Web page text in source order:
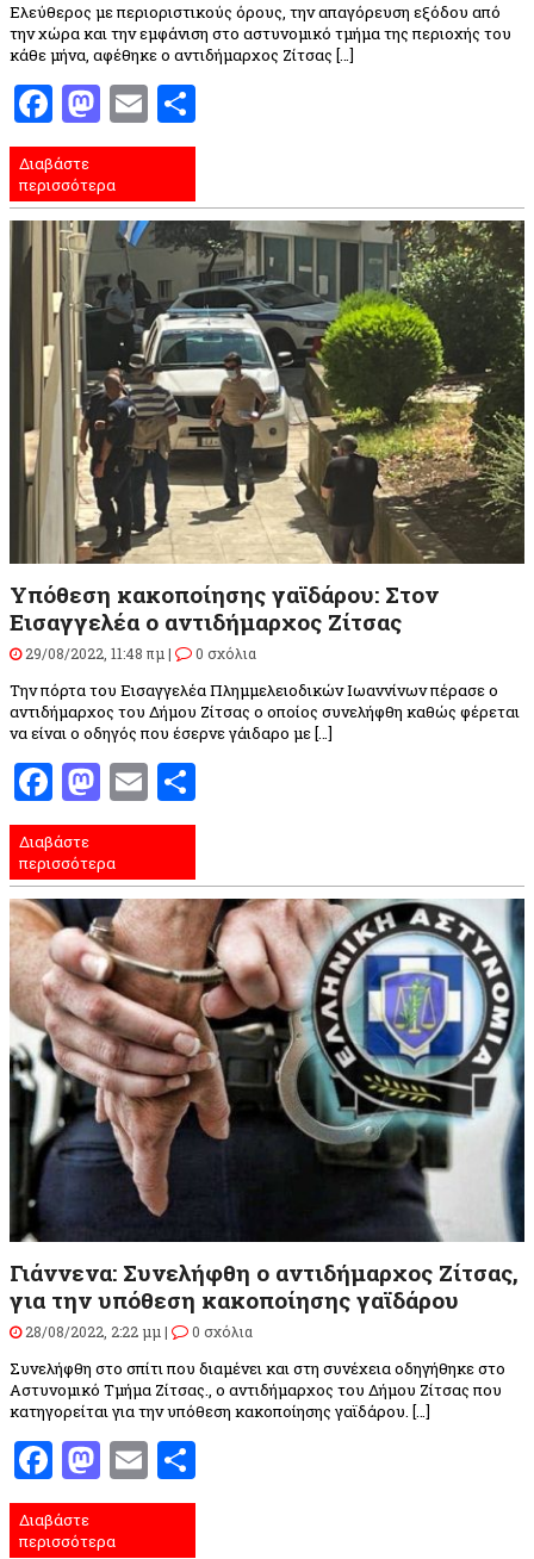
Ελεύθερος με περιοριστικούς όρους, την απαγόρευση εξόδου από
την χώρα και την εμφάνιση στο αστυνομικό τμήμα της περιοχής του
κάθε μήνα, αφέθηκε ο αντιδήμαρχος Ζίτσας […]
Facebook
Mastodon
Email
Διαβάστε
περισσότερα
Υπόθεση κακοποίησης γαϊδάρου: Στον
Εισαγγελέα ο αντιδήμαρχος Ζίτσας
29/08/2022, 11:48 πμ | 0 σχόλια
Την πόρτα του Εισαγγελέα Πλημμελειοδικών Ιωαννίνων πέρασε ο
αντιδήμαρχος του Δήμου Ζίτσας ο οποίος συνελήφθη καθώς φέρεται
να είναι ο οδηγός που έσερνε γάιδαρο με […]
Facebook
Mastodon
Email
Διαβάστε
περισσότερα
Γιάννενα: Συνελήφθη ο αντιδήμαρχος Ζίτσας,
για την υπόθεση κακοποίησης γαϊδάρου
28/08/2022, 2:22 μμ | 0 σχόλια
Συνελήφθη στο σπίτι που διαμένει και στη συνέχεια οδηγήθηκε στο
Αστυνομικό Τμήμα Ζίτσας., ο αντιδήμαρχος του Δήμου Ζίτσας που
κατηγορείται για την υπόθεση κακοποίησης γαϊδάρου. […]
Facebook
Mastodon
Email
Διαβάστε
περισσότερα